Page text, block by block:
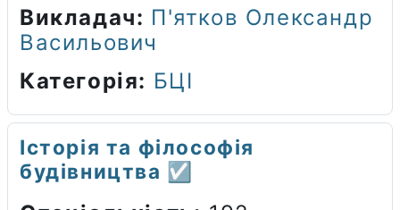
Викладач: П'ятков Олександр
Васильович
Категорія: БЦІ
Історія та філософія
будівництва ☑️